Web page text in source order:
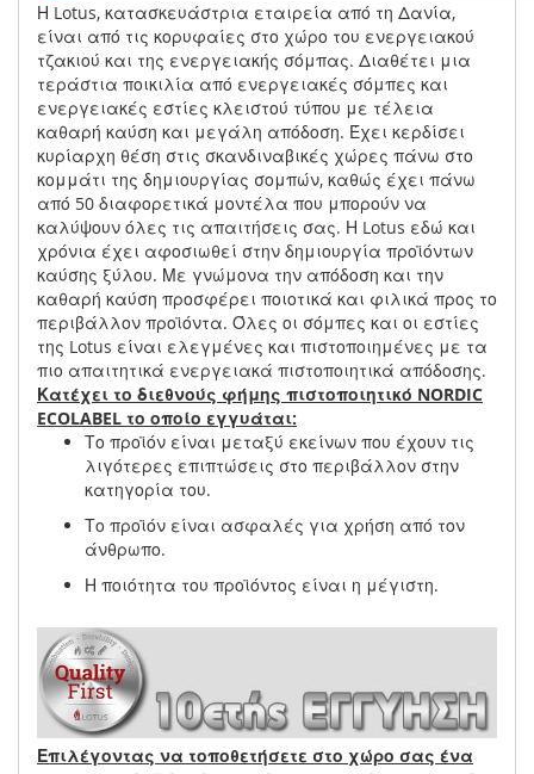
Η Lotus, κατασκευάστρια εταιρεία από τη Δανία,
είναι από τις κορυφαίες στο χώρο του ενεργειακού
τζακιού και της ενεργειακής σόμπας. Διαθέτει μια
τεράστια ποικιλία από ενεργειακές σόμπες και
ενεργειακές εστίες κλειστού τύπου με τέλεια
καθαρή καύση και μεγάλη απόδοση. Έχει κερδίσει
κυρίαρχη θέση στις σκανδιναβικές χώρες πάνω στο
κομμάτι της δημιουργίας σομπών, καθώς έχει πάνω
από 50 διαφορετικά μοντέλα που μπορούν να
καλύψουν όλες τις απαιτήσεις σας. Η Lotus εδώ και
χρόνια έχει αφοσιωθεί στην δημιουργία προϊόντων
καύσης ξύλου. Με γνώμονα την απόδοση και την
καθαρή καύση προσφέρει ποιοτικά και φιλικά προς το
περιβάλλον προϊόντα. Όλες οι σόμπες και οι εστίες
της Lotus είναι ελεγμένες και πιστοποιημένες με τα
πιο απαιτητικά ενεργειακά πιστοποιητικά απόδοσης.
Κατέχει το διεθνούς φήμης πιστοποιητικό NORDIC
ECOLABEL το οποίο εγγυάται:
Το προϊόν είναι μεταξύ εκείνων που έχουν τις
λιγότερες επιπτώσεις στο περιβάλλον στην
κατηγορία του.
Το προϊόν είναι ασφαλές για χρήση από τον
άνθρωπο.
Η ποιότητα του προϊόντος είναι η μέγιστη.
Επιλέγοντας να τοποθετήσετε στο χώρο σας ένα